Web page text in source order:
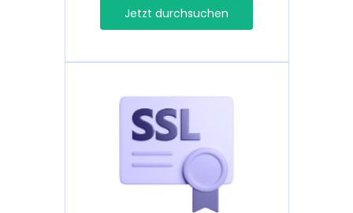
Jetzt durchsuchen